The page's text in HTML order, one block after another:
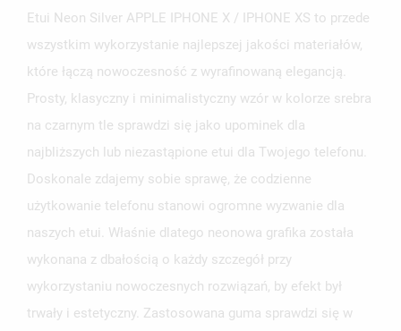
Etui Neon Silver APPLE IPHONE X / IPHONE XS to przede
wszystkim wykorzystanie najlepszej jakości materiałów,
które łączą nowoczesność z wyrafinowaną elegancją.
Prosty, klasyczny i minimalistyczny wzór w kolorze srebra
na czarnym tle sprawdzi się jako upominek dla
najbliższych lub niezastąpione etui dla Twojego telefonu.
Doskonale zdajemy sobie sprawę, że codzienne
użytkowanie telefonu stanowi ogromne wyzwanie dla
naszych etui. Właśnie dlatego neonowa grafika została
wykonana z dbałością o każdy szczegół przy
wykorzystaniu nowoczesnych rozwiązań, by efekt był
trwały i estetyczny. Zastosowana guma sprawdzi się w